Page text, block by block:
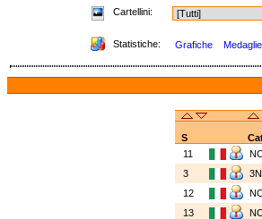
Cartellini:
Statistiche: Grafiche
S
11
3
3N
12
13